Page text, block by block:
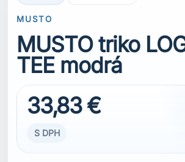
MUSTO
MUSTO triko
TEE modrá
33,83 €
S DPH